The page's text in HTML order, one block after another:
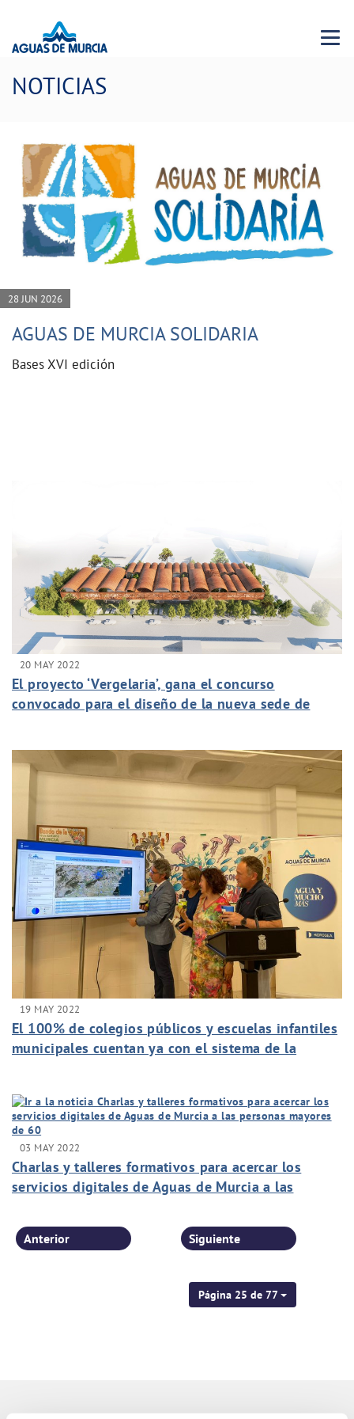
Menu
NOTICIAS
28 JUN 2026
AGUAS DE MURCIA SOLIDARIA
Bases XVI edición
20 MAY 2022
El proyecto ‘Vergelaria’, gana el concurso
convocado para el diseño de la nueva sede de
19 MAY 2022
El 100% de colegios públicos y escuelas infantiles
municipales cuentan ya con el sistema de la
03 MAY 2022
Charlas y talleres formativos para acercar los
servicios digitales de Aguas de Murcia a las
Página 25 de 77
Anterior Siguiente